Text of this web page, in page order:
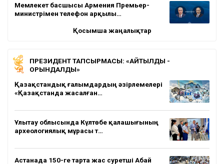
Мемлекет басшысы Армения Премьер-
министрімен телефон арқылы…
Қосымша жаңалықтар
ПРЕЗИДЕНТ ТАПСЫРМАСЫ: «АЙТЫЛДЫ -
ОРЫНДАЛДЫ»
Қазақстандық ғалымдардың әзірлемелері
«Қазақстанда жасалған…
Ұлытау облысында Күлтөбе қалашығының
археологиялық мұрасы т…
Астанада 150-ге тарта жас суретші Абай